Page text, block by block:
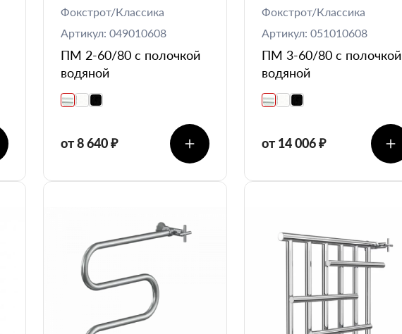
Фокстрот/Классика
Артикул: 049010608
ПМ 2-60/80 с полочкой
водяной
от 8 640 ₽
Фокстрот/Классика
Артикул: 051010608
ПМ 3-60/80 с полочкой
водяной
от 14 006 ₽